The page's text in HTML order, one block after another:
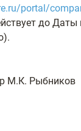
portal/
до Даты
М.К. Рыбников